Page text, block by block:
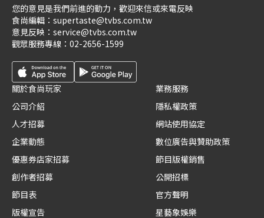
您的意見是我們前進的動力，歡迎來信或來電反映
食尚編輯： supertaste@tvbs.com.tw
意見反映： service@tvbs.com.tw
觀眾服務專線： 02-2656-1599
關於食尚玩家
公司介紹
人才招募
企業動態
優惠券店家招募
創作者招募
節目表
版權宣告
業務服務
隱私權政策
網站使用協定
數位廣告與贊助政策
節目版權銷售
公開招標
官方聲明
星藝象娛樂